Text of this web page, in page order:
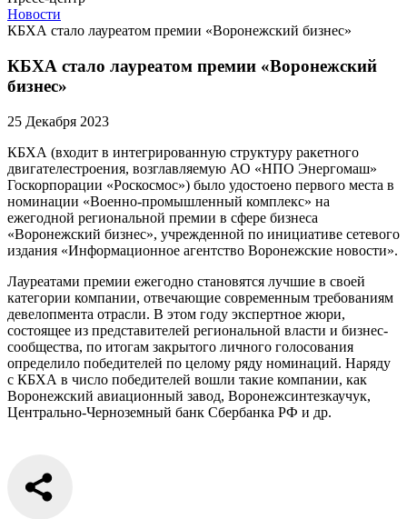
Новости
КБХА стало лауреатом премии «Воронежский бизнес»
КБХА стало лауреатом премии «Воронежский
бизнес»
25 Декабря 2023
КБХА (входит в интегрированную структуру ракетного
двигателестроения, возглавляемую АО «НПО Энергомаш»
Госкорпорации «Роскосмос») было удостоено первого места в
номинации «Военно-промышленный комплекс» на
ежегодной региональной премии в сфере бизнеса
«Воронежский бизнес», учрежденной по инициативе сетевого
издания «Информационное агентство Воронежские новости».
Лауреатами премии ежегодно становятся лучшие в своей
категории компании, отвечающие современным требованиям
девелопмента отрасли. В этом году экспертное жюри,
состоящее из представителей региональной власти и бизнес-
сообщества, по итогам закрытого личного голосования
определило победителей по целому ряду номинаций. Наряду
с КБХА в число победителей вошли такие компании, как
Воронежский авиационный завод, Воронежсинтезкаучук,
Центрально-Черноземный банк Сбербанка РФ и др.